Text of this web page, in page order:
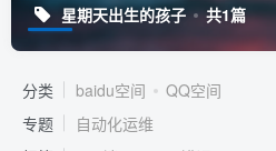
星期天出生的孩子 共1篇
分类 baidu空间
QQ空间
专题
自动化运维